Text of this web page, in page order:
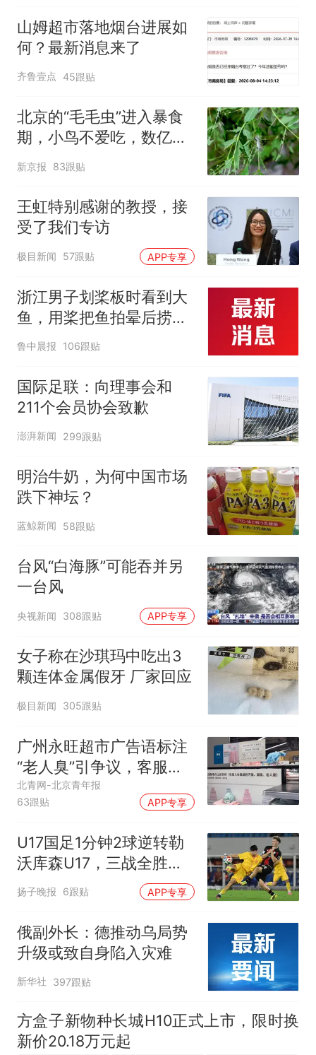
山姆超市落地烟台进展如
何？最新消息来了
齐鲁壹点 45跟贴
北京的“毛毛虫”进入暴食
期，小鸟不爱吃，数亿头
小蜂迎战
新京报 83跟贴
王虹特别感谢的教授，接
受了我们专访
极目新闻 57跟贴 APP专享
浙江男子划桨板时看到大
鱼，用桨把鱼拍晕后捞
起；当事人：鱼重7斤6
味道很好
鲁中晨报 106跟贴
国际足联：向理事会和
211个会员协会致歉
澎湃新闻 299跟贴
明治牛奶，为何中国市场
跌下神坛？
蓝鲸新闻 58跟贴
台风“白海豚”可能吞并另
一台风
央视新闻 308跟贴 APP专享
女子称在沙琪玛中吃出3
颗连体金属假牙 厂家回应
极目新闻 305跟贴
广州永旺超市广告语标注
“老人臭”引争议，客服回
应
北青网-北京青年报
63跟贴
APP专享
U17国足1分钟2球逆转勒
沃库森U17，三战全胜！
赵松源替补登场传射建功
扬子晚报 6跟贴 APP专享
俄副外长：德推动乌局势
升级或致自身陷入灾难
新华社 397跟贴
方盒子新物种长城H10正式上市，限时换
新价20.18万元起